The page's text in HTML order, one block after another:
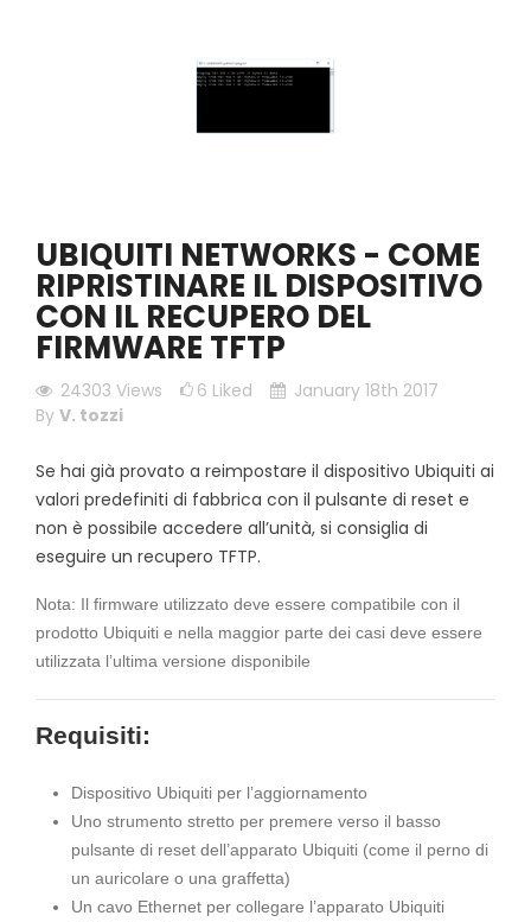
UBIQUITI NETWORKS - COME
RIPRISTINARE IL DISPOSITIVO
CON IL RECUPERO DEL
FIRMWARE TFTP
24303 Views 6 Liked
January 18th 2017
By V. tozzi
Se hai già provato a reimpostare il dispositivo Ubiquiti ai
valori predefiniti di fabbrica con il pulsante di reset e
non è possibile accedere all’unità, si consiglia di
eseguire un recupero TFTP.
Nota: Il firmware utilizzato deve essere compatibile con il
prodotto Ubiquiti e nella maggior parte dei casi deve essere
utilizzata l’ultima versione disponibile
Requisiti:
Dispositivo Ubiquiti per l’aggiornamento
Uno strumento stretto per premere verso il basso
pulsante di reset dell’apparato Ubiquiti (come il perno di
un auricolare o una graffetta)
Un cavo Ethernet per collegare l’apparato Ubiquiti